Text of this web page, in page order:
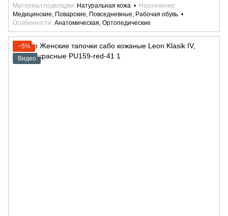
Материал подкладки
Натуральная кожа
Назначение
Медицинские, Поварские, Повседневные, Рабочая обувь
Особенности Анатомическая, Ортопедические
−5%
Видео